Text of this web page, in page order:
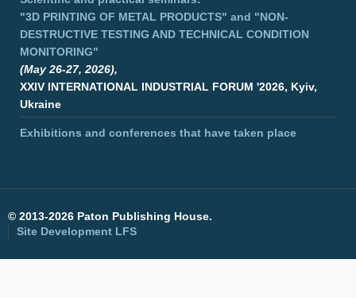
"3D PRINTING OF METAL PRODUCTS" and "NON-
DESTRUCTIVE TESTING AND TECHNICAL CONDITION
MONITORING"
(May 26-27, 2026),
XXIV INTERNATIONAL INDUSTRIAL FORUM '2026, Kyiv,
Ukraine
Exhibitions and conferences that have taken place
© 2013-2026 Paton Publishing House.
Site Development LFS